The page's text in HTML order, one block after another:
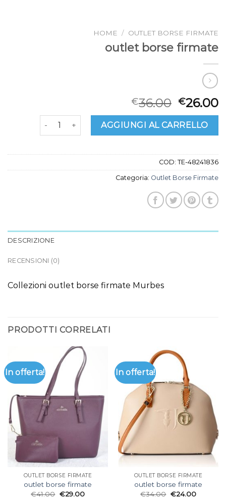
HOME / OUTLET BORSE FIRMATE
outlet borse firmate
€36.00 €26.00
outlet borse firmate quantitàAGGIUNGI AL CARRELLO
COD: TE-48241836
Categoria: Outlet Borse Firmate
DESCRIZIONE
RECENSIONI (0)
Collezioni outlet borse firmate Murbes
PRODOTTI CORRELATI
In offerta!
OUTLET BORSE FIRMATE
outlet borse firmate
€41.00 €29.00
In offerta!
OUTLET BORSE FIRMATE
outlet borse firmate
€34.00 €24.00